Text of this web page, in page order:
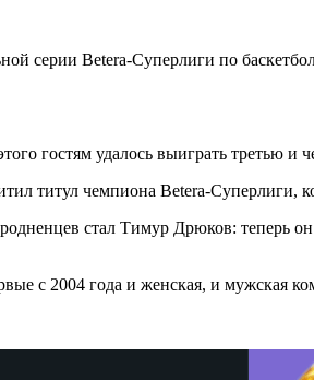
серии Betera-Суперлиги по
гостям удалось выиграть третью и
титул чемпиона Betera-Суперлиги,
стал Тимур Дрюков: теперь
с 2004 года и женская, и мужская